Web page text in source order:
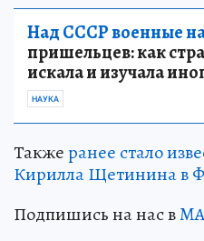
Над СССР военные
пришельцев: как
искала и изучала
НАУКА
Такжеранее стало
Кирилла Щетинина в
Подпишись на нас в